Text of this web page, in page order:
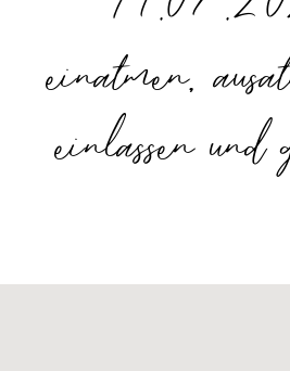
einatmen,
einlassen